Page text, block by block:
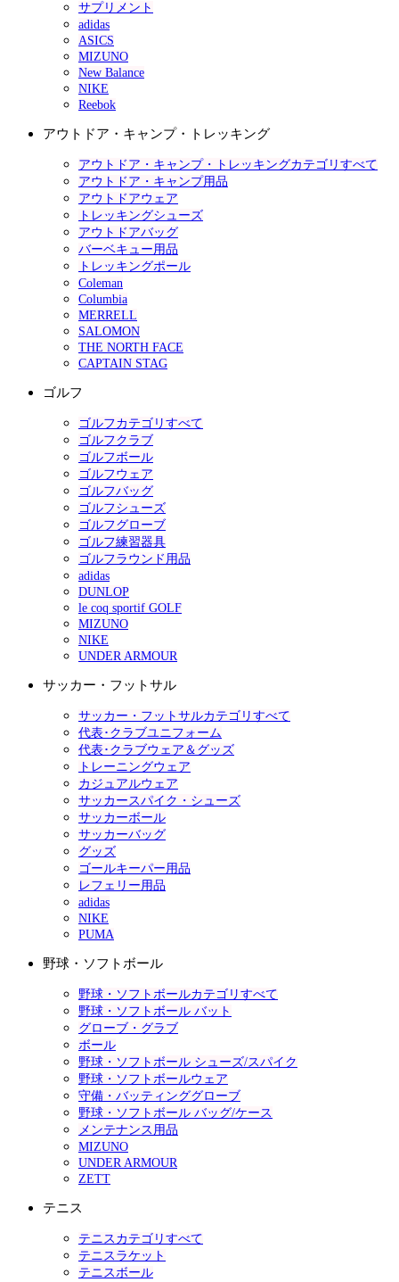
サプリメント
adidas
ASICS
MIZUNO
New Balance
NIKE
Reebok
アウトドア・キャンプ・トレッキング
アウトドア・キャンプ・トレッキングカテゴリすべて
アウトドア・キャンプ用品
アウトドアウェア
トレッキングシューズ
アウトドアバッグ
バーベキュー用品
トレッキングポール
Coleman
Columbia
MERRELL
SALOMON
THE NORTH FACE
CAPTAIN STAG
ゴルフ
ゴルフカテゴリすべて
ゴルフクラブ
ゴルフボール
ゴルフウェア
ゴルフバッグ
ゴルフシューズ
ゴルフグローブ
ゴルフ練習器具
ゴルフラウンド用品
adidas
DUNLOP
le coq sportif GOLF
MIZUNO
NIKE
UNDER ARMOUR
サッカー・フットサル
サッカー・フットサルカテゴリすべて
代表･クラブユニフォーム
代表･クラブウェア＆グッズ
トレーニングウェア
カジュアルウェア
サッカースパイク・シューズ
サッカーボール
サッカーバッグ
グッズ
ゴールキーパー用品
レフェリー用品
adidas
NIKE
PUMA
野球・ソフトボール
野球・ソフトボールカテゴリすべて
野球・ソフトボール バット
グローブ・グラブ
ボール
野球・ソフトボール シューズ/スパイク
野球・ソフトボールウェア
守備・バッティンググローブ
野球・ソフトボール バッグ/ケース
メンテナンス用品
MIZUNO
UNDER ARMOUR
ZETT
テニス
テニスカテゴリすべて
テニスラケット
テニスボール